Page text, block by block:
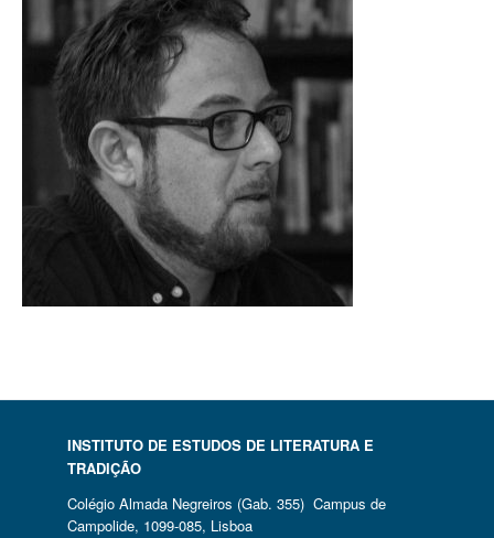
INSTITUTO DE ESTUDOS DE LITERATURA E
TRADIÇÃO
Colégio Almada Negreiros (Gab. 355) Campus de
Campolide, 1099-085, Lisboa